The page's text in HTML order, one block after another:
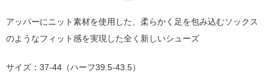
アッパーにニット素材を使用した、柔らかく足を包み込むソックス
のようなフィット感を実現した全く新しいシューズ
サイズ：37-44（ハーフ39.5-43.5）